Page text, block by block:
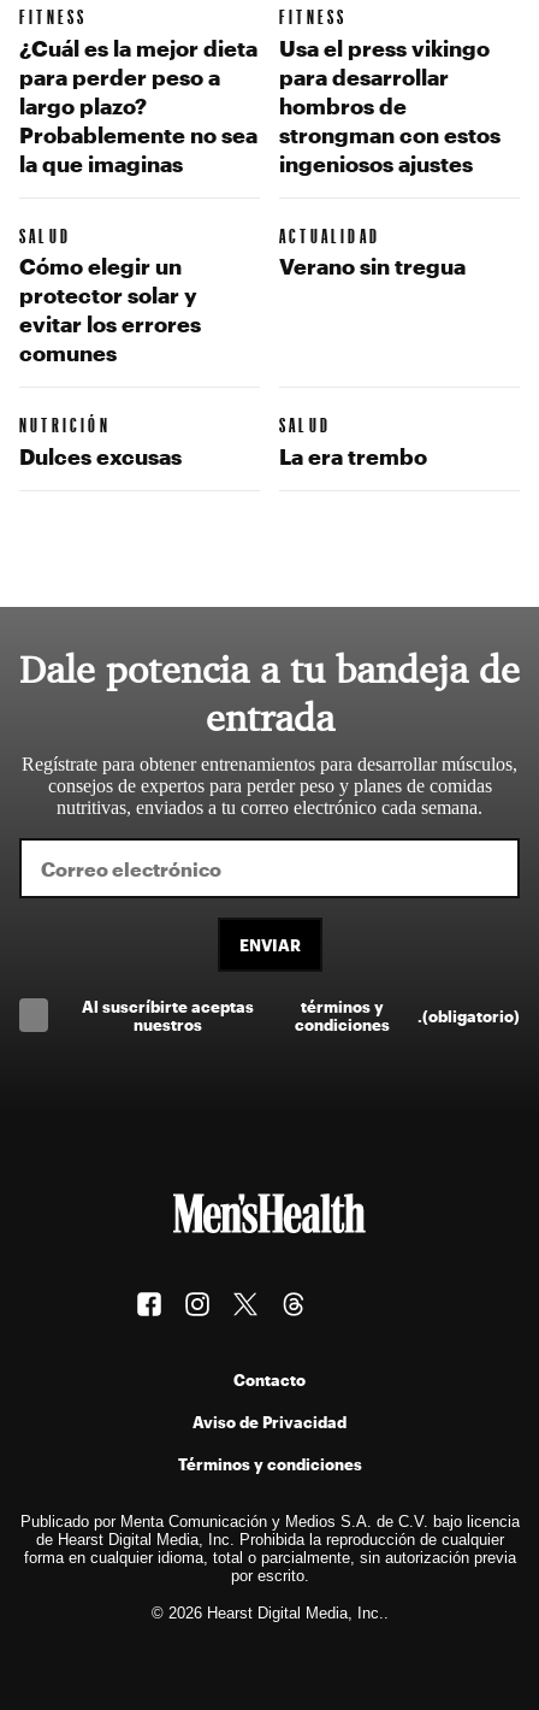
FITNESS
¿Cuál es la mejor dieta
para perder peso a
largo plazo?
Probablemente no sea
la que imaginas
FITNESS
Usa el press vikingo
para desarrollar
hombros de
strongman con estos
ingeniosos ajustes
SALUD
Cómo elegir un
protector solar y
evitar los errores
comunes
ACTUALIDAD
Verano sin tregua
NUTRICIÓN
Dulces excusas
SALUD
La era trembo
Dale potencia a tu bandeja de
entrada
Regístrate para obtener entrenamientos para desarrollar músculos,
consejos de expertos para perder peso y planes de comidas
nutritivas, enviados a tu correo electrónico cada semana.
ENVIAR
Al suscríbirte aceptas
nuestros
términos y
condiciones
(obligatorio)
Contacto
Aviso de Privacidad
Términos y condiciones
Publicado por Menta Comunicación y Medios S.A. de C.V. bajo licencia
de Hearst Digital Media, Inc. Prohibida la reproducción de cualquier
forma en cualquier idioma, total o parcialmente, sin autorización previa
por escrito.
© 2026 Hearst Digital Media, Inc..